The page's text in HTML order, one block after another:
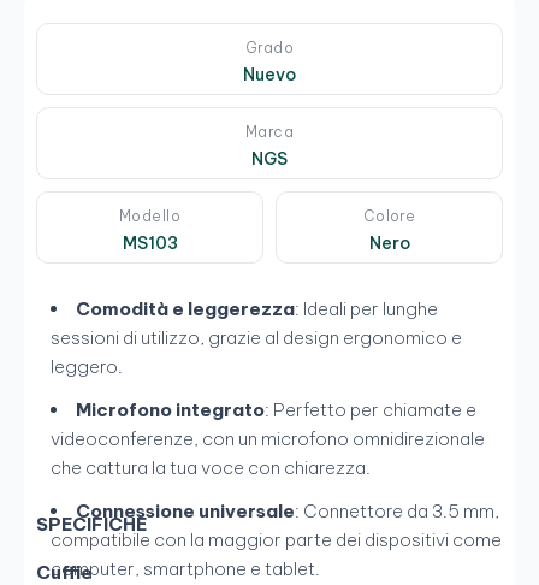
Grado
Nuevo
Marca
NGS
Modello
MS103
Colore
Nero
Comodità e leggerezza: Ideali per lunghe
sessioni di utilizzo, grazie al design ergonomico e
leggero.
Microfono integrato: Perfetto per chiamate e
videoconferenze, con un microfono omnidirezionale
che cattura la tua voce con chiarezza.
Connessione universale: Connettore da 3.5 mm,
compatibile con la maggior parte dei dispositivi come
computer, smartphone e tablet.
SPECIFICHE
Cuffie